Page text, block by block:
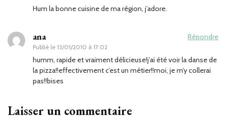
Hum la bonne cuisine de ma région, j’adore.
ana
Publié le 13/01/2010 à 17:02
Répondre
humm, rapide et vraiment délicieuse!j’ai été voir la danse de
la pizza!!effectivement c’est un métier!!moi, je m’y collerai
pas!!bises
Laisser un commentaire